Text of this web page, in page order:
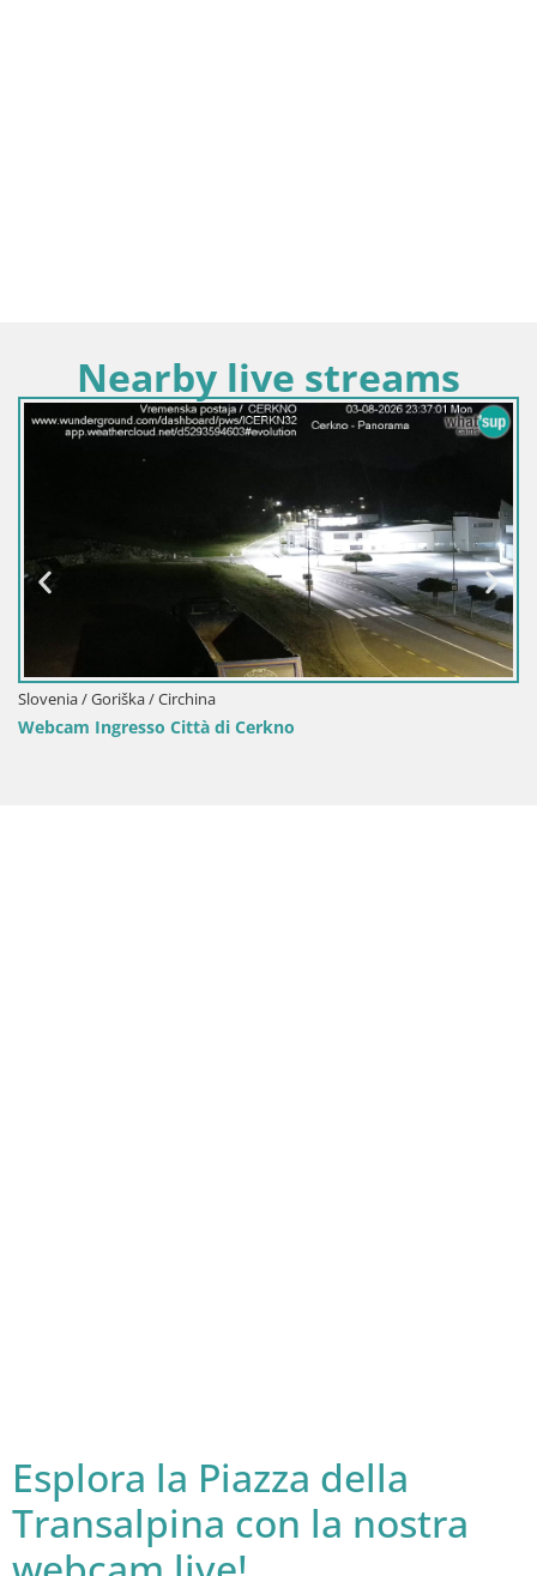
Nearby live streams
Italia / Friuli-Venezia Giulia / Aquileia
Aquileia – Decumano di Aratria Galla
Esplora la Piazza della
Transalpina con la nostra